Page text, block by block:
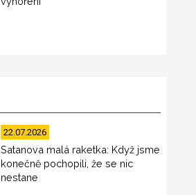
22.07.2026
Satanova malá raketka: Když jsme
konečně pochopili, že se nic
nestane